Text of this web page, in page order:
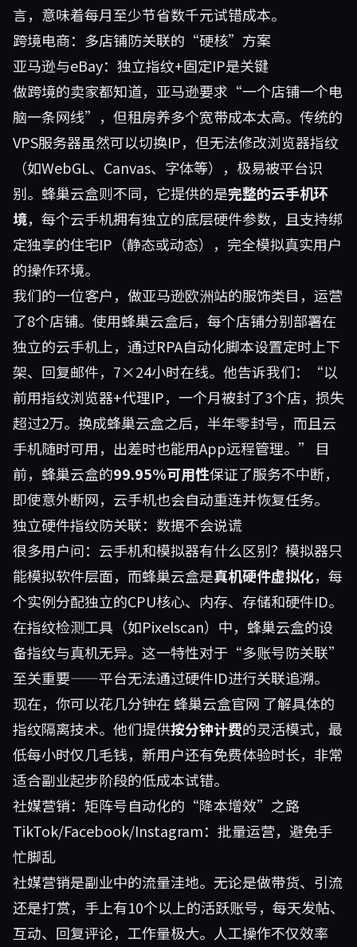
言，意味着每月至少节省数千元试错成本。
跨境电商：多店铺防关联的“硬核”方案
亚马逊与eBay：独立指纹+固定IP是关键
做跨境的卖家都知道，亚马逊要求“一个店铺一个电
脑一条网线”，但租房养多个宽带成本太高。传统的
VPS服务器虽然可以切换IP，但无法修改浏览器指纹
（如WebGL、Canvas、字体等），极易被平台识
别。蜂巢云盒则不同，它提供的是完整的云手机环
境，每个云手机拥有独立的底层硬件参数，且支持绑
定独享的住宅IP（静态或动态），完全模拟真实用户
的操作环境。
我们的一位客户，做亚马逊欧洲站的服饰类目，运营
了8个店铺。使用蜂巢云盒后，每个店铺分别部署在
独立的云手机上，通过RPA自动化脚本设置定时上下
架、回复邮件，7×24小时在线。他告诉我们：“以
前用指纹浏览器+代理IP，一个月被封了3个店，损失
超过2万。换成蜂巢云盒之后，半年零封号，而且云
手机随时可用，出差时也能用App远程管理。” 目
前，蜂巢云盒的99.95%可用性保证了服务不中断，
即使意外断网，云手机也会自动重连并恢复任务。
独立硬件指纹防关联：数据不会说谎
很多用户问：云手机和模拟器有什么区别？模拟器只
能模拟软件层面，而蜂巢云盒是真机硬件虚拟化，每
个实例分配独立的CPU核心、内存、存储和硬件ID。
在指纹检测工具（如Pixelscan）中，蜂巢云盒的设
备指纹与真机无异。这一特性对于“多账号防关联”
至关重要——平台无法通过硬件ID进行关联追溯。
现在，你可以花几分钟在 蜂巢云盒官网 了解具体的
指纹隔离技术。他们提供按分钟计费的灵活模式，最
低每小时仅几毛钱，新用户还有免费体验时长，非常
适合副业起步阶段的低成本试错。
社媒营销：矩阵号自动化的“降本增效”之路
TikTok/Facebook/Instagram：批量运营，避免手
忙脚乱
社媒营销是副业中的流量洼地。无论是做带货、引流
还是打赏，手上有10个以上的活跃账号，每天发帖、
互动、回复评论，工作量极大。人工操作不仅效率